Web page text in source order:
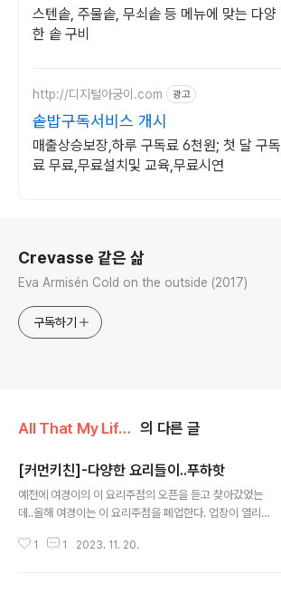
증
스텐솥, 주물솥, 무쇠솥 등 메뉴에 맞는 다양
한 솥 구비
http://디지털아궁이.com 광고
솥밥구독서비스 개시
매출상승보장,하루 구독료 6천원; 첫 달 구독
료 무료,무료설치및 교육,무료시연
Crevasse 같은 삶
Eva Armisén Cold on the outside (2017)
구독하기
All That My Life/My Food 의 다른 글
[커먼키친]-다양한 요리들이..푸하핫
예전에 여경이의 이 요리주점의 오픈을 듣고 찾아갔었는
데..올해 여경이는 이 요리주점을 폐업한다. 업장이 열리는
게 그간 고생했다고.. 글에 남겨둔다. 특이하고 맛있었던 요
1 1 2023. 11. 20.